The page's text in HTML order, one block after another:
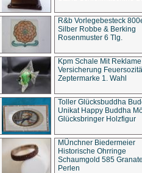
R&b Vorlegebesteck
Silber Robbe & Berking
Rosenmuster 6 Tlg.
Kpm Schale Mit Reklame
Versicherung
Zeptermarke 1. Wahl
Toller Glücksbuddha
Unikat Happy Buddha
Glücksbringer Holzfigur
MÜnchner Biedermeier
Historische Ohrringe
Schaumgold 585
Perlen